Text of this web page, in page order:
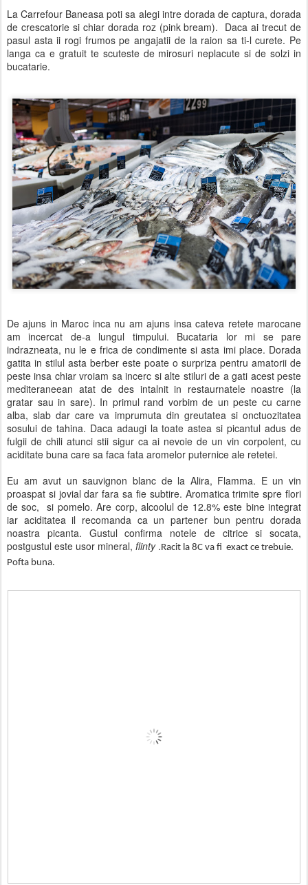
La Carrefour Baneasa poti sa alegi intre dorada de captura, dorada
de crescatorie si chiar dorada roz (pink bream). Daca ai trecut de
pasul asta ii rogi frumos pe angajatii de la raion sa ti-l curete. Pe
langa ca e gratuit te scuteste de mirosuri neplacute si de solzi in
bucatarie.
De ajuns in Maroc inca nu am ajuns insa cateva retete marocane
am incercat de-a lungul timpului. Bucataria lor mi se pare
indrazneata, nu le e frica de condimente si asta imi place. Dorada
gatita in stilul asta berber este poate o surpriza pentru amatorii de
peste insa chiar vroiam sa incerc si alte stiluri de a gati acest peste
mediteraneean atat de des intalnit in restaurnatele noastre (la
gratar sau in sare). In primul rand vorbim de un peste cu carne
alba, slab dar care va imprumuta din greutatea si onctuozitatea
sosului de tahina. Daca adaugi la toate astea si picantul adus de
fulgii de chili atunci stii sigur ca ai nevoie de un vin corpolent, cu
aciditate buna care sa faca fata aromelor puternice ale retetei.
Eu am avut un sauvignon blanc de la Alira, Flamma. E un vin
proaspat si jovial dar fara sa fie subtire. Aromatica trimite spre flori
de soc, si pomelo. Are corp, alcoolul de 12.8% este bine integrat
iar aciditatea il recomanda ca un partener bun pentru dorada
noastra picanta. Gustul confirma notele de citrice si socata,
postgustul este usor mineral, flinty. Racit la 8C va fi exact ce trebuie.
Pofta buna.